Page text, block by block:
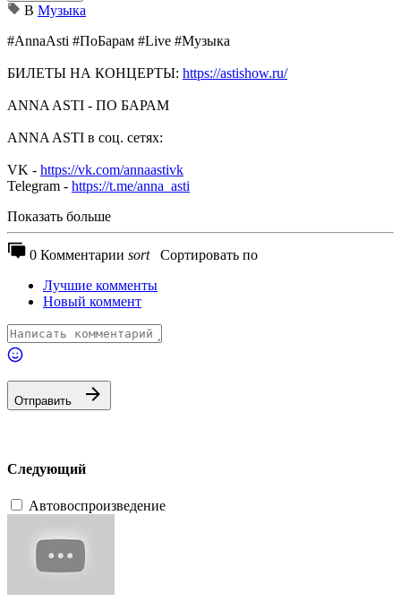
В Музыка
#AnnaAsti #ПоБарам #Live #Музыка
БИЛЕТЫ НА КОНЦЕРТЫ: https://astishow.ru/
ANNA ASTI - ПО БАРАМ
ANNA ASTI в соц. сетях:
VK - https://vk.com/annaastivk
Telegram - https://t.me/anna_asti
Показать больше
0 Комментарии sortСортировать по
Лучшие комменты
Новый коммент
Отправить
Следующий
Автовоспроизведение